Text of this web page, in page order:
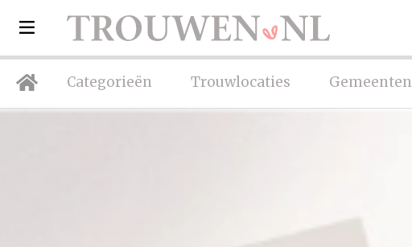
Categorieën Trouwlocaties Gemeenten